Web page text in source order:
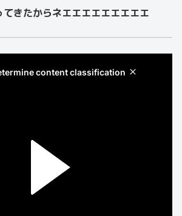
きたからネエエエエエエエエエ